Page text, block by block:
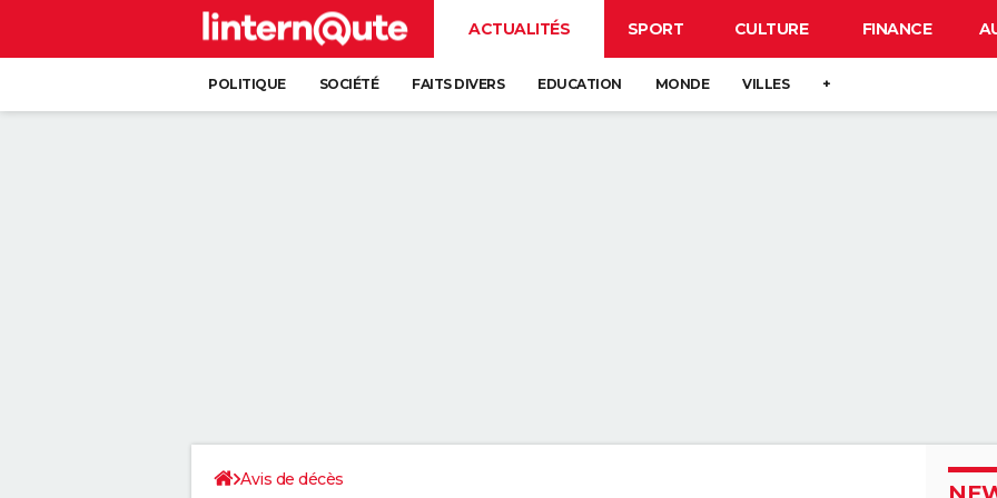
ACTUALITÉS SPORT CULTURE FINANCE
POLITIQUE SOCIÉTÉ FAITS DIVERS EDUCATION MONDE VILLES +
Avis de décès